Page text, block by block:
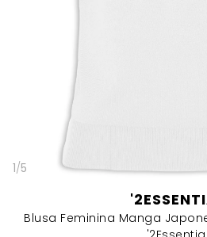
1/5
Blusa Feminina Manga